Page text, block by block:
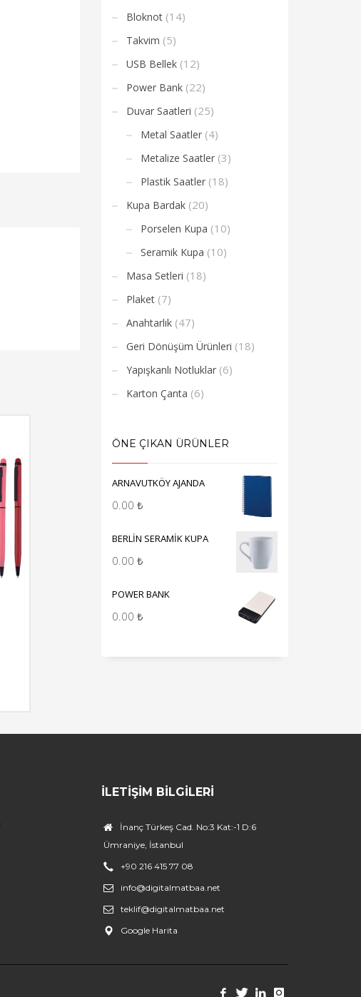
Bloknot (14)
Takvim (5)
USB Bellek (12)
Power Bank (22)
Duvar Saatleri (25)
Metal Saatler (4)
Metalize Saatler (3)
Plastik Saatler (18)
Kupa Bardak (20)
Porselen Kupa (10)
Seramik Kupa (10)
Masa Setleri (18)
Plaket (7)
Anahtarlık (47)
Geri Dönüşüm Ürünleri (18)
Yapışkanlı Notluklar (6)
Karton Çanta (6)
ÖNE ÇIKAN ÜRÜNLER
ARNAVUTKÖY AJANDA
0.00 ₺
BERLİN SERAMİK KUPA
0.00 ₺
POWER BANK
0.00 ₺
İLETIŞIM BILGILERI
İnanç Türkeş Cad. No:3 Kat:-1 D:6
Ümraniye, İstanbul
+90 216 415 77 08
info@digitalmatbaa.net
teklif@digitalmatbaa.net
Google Harita